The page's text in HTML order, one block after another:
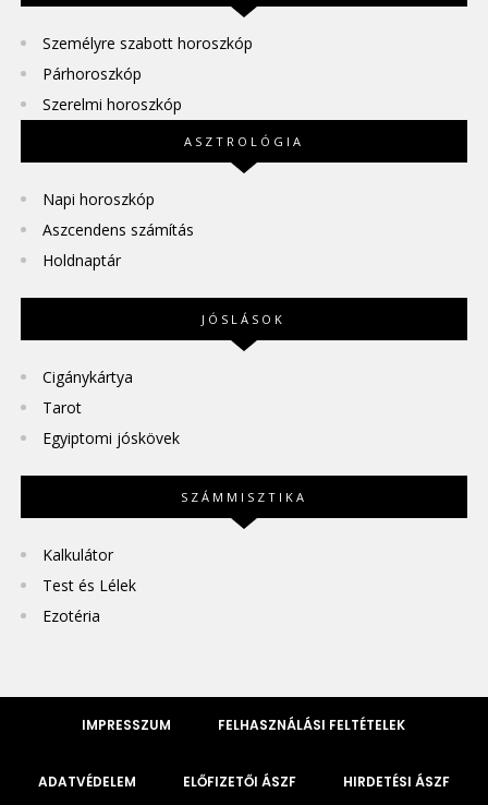
Személyre szabott horoszkóp
Párhoroszkóp
Szerelmi horoszkóp
ASZTROLÓGIA
Napi horoszkóp
Aszcendens számítás
Holdnaptár
JÓSLÁSOK
Cigánykártya
Tarot
Egyiptomi jóskövek
SZÁMMISZTIKA
Kalkulátor
Test és Lélek
Ezotéria
IMPRESSZUM FELHASZNÁLÁSI FELTÉTELEK
ADATVÉDELEM ELŐFIZETŐI ÁSZF HIRDETÉSI ÁSZF